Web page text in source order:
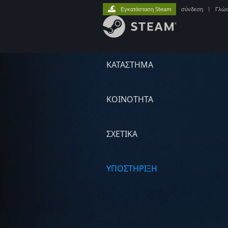
ΚΑΤΑΣΤΗΜΑ
ΚΟΙΝΟΤΗΤΑ
ΣΧΕΤΙΚΆ
ΥΠΟΣΤΗΡΙΞΗ
Εγκατάσταση Steam σύνδεση